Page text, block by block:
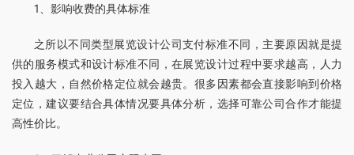
1、影响收费的具体标准
之所以不同类型展览设计公司支付标准不同，主要原因就是提
供的服务模式和设计标准不同，在展览设计过程中要求越高，人力
投入越大，自然价格定位就会越贵。很多因素都会直接影响到价格
定位，建议要结合具体情况要具体分析，选择可靠公司合作才能提
高性价比。